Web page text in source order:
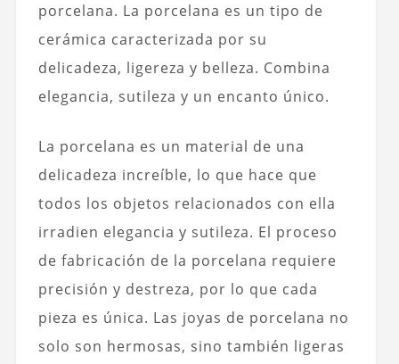
porcelana. La porcelana es un tipo de
cerámica caracterizada por su
delicadeza, ligereza y belleza. Combina
elegancia, sutileza y un encanto único.
La porcelana es un material de una
delicadeza increíble, lo que hace que
todos los objetos relacionados con ella
irradien elegancia y sutileza. El proceso
de fabricación de la porcelana requiere
precisión y destreza, por lo que cada
pieza es única. Las joyas de porcelana no
solo son hermosas, sino también ligeras